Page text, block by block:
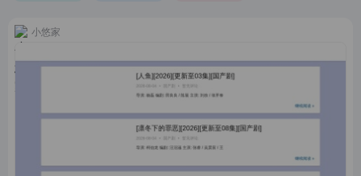
小悠家